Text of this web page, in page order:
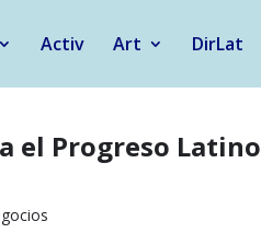
Activ Art DirLat
el Progreso Latino